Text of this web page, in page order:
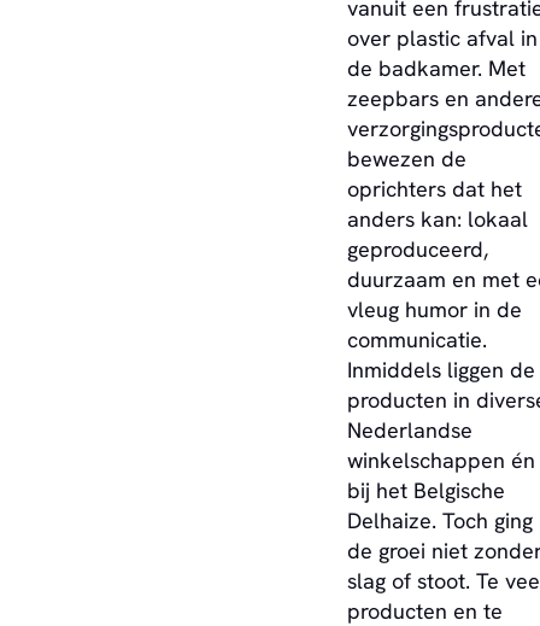
vanuit een
over plastic afval in
de badkamer. Met
zeepbars en
bewezen de
oprichters dat het
anders kan: lokaal
geproduceerd,
duurzaam en met
vleug humor in de
communicatie.
Inmiddels liggen de
producten in
Nederlandse
winkelschappen én
bij het Belgische
Delhaize. Toch ging
de groei niet
slag of stoot. Te
producten en te